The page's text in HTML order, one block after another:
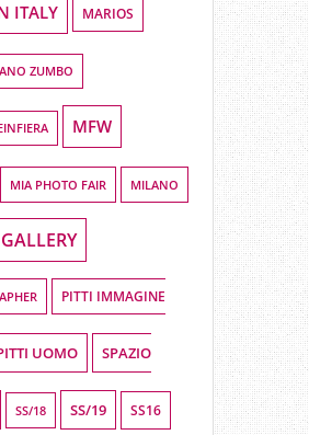
ITALY MARIOS
ZUMBO
MFW
MIA PHOTO FAIR MILANO
PITTI IMMAGINE
UOMO SPAZIO
SS/18 SS/19 SS16